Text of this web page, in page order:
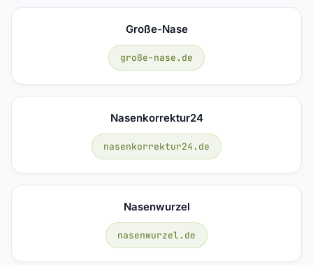
Große-Nase
große-nase.de
Nasenkorrektur24
nasenkorrektur24.de
Nasenwurzel
nasenwurzel.de